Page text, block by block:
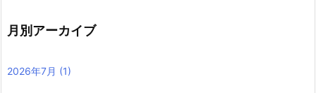
月別アーカイブ
2026年7月 (1)